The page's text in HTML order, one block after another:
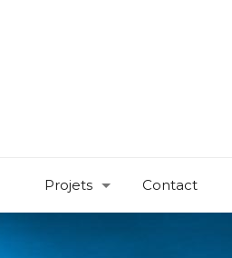
Projets Contact